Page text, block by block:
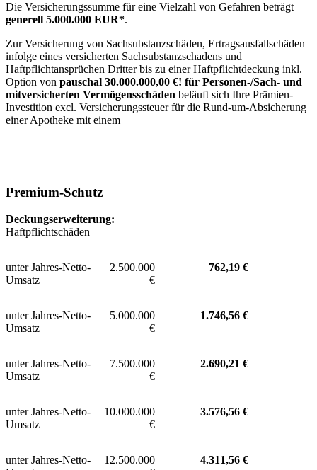
Die Versicherungssumme für eine Vielzahl von Gefahren beträgt
generell 5.000.000 EUR*.
Zur Versicherung von Sachsubstanzschäden, Ertragsausfallschäden
infolge eines versicherten Sachsubstanzschadens und
Haftpflichtansprüchen Dritter bis zu einer Haftpflichtdeckung inkl.
Option von pauschal 30.000.000,00 €! für Personen-/Sach- und
mitversicherten Vermögensschäden beläuft sich Ihre Prämien-
Investition excl. Versicherungssteuer für die Rund-um-Absicherung
einer Apotheke mit einem
Premium-Schutz
Deckungserweiterung:
Haftpflichtschäden
unter Jahres-Netto-
Umsatz
2.500.000
€
762,19 €
unter Jahres-Netto-
Umsatz
5.000.000
€
1.746,56 €
unter Jahres-Netto-
Umsatz
7.500.000
€
2.690,21 €
unter Jahres-Netto-
Umsatz
10.000.000
€
3.576,56 €
unter Jahres-Netto-
12.500.000
4.311,56 €